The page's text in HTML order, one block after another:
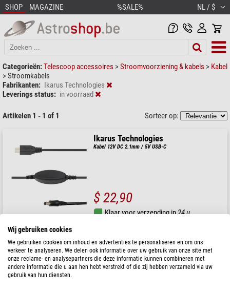
SHOP MAGAZINE %SALE% NL / $
Categorieën:Telescoop accessoires >Stroomvoorziening & kabels > Kabel
>Stroomkabels
Fabrikanten: Ikarus Technologies
Leverings status: in voorraad
Artikelen 1 - 1 of 1 Sorteer op:
Ikarus Technologies
Kabel 12V DC 2.1mm / 5V USB-C
$ 22,90
Klaar voor verzending in24 u
Wij gebruiken cookies
We gebruiken cookies om inhoud en advertenties te personaliseren en om ons
verkeer te analyseren. We delen ook informatie over uw gebruik van onze site met
onze reclame- en analysepartners die deze informatie kunnen combineren met
andere informatie die u aan hen hebt verstrekt of die zij hebben verzameld via uw
gebruik van hun diensten.